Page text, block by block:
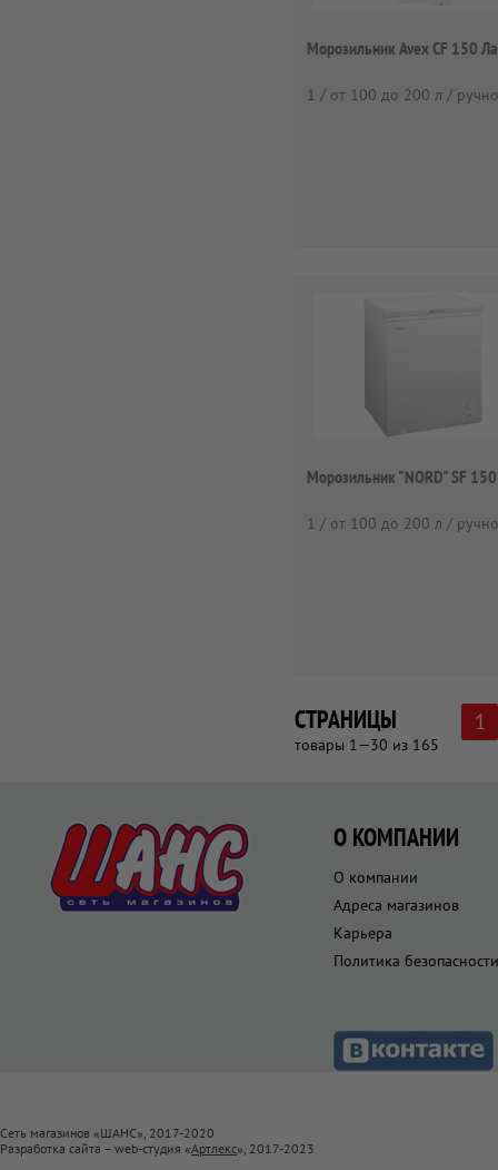
Морозильник Avex CF 150
1 / от 100 до 200 л /
Морозильник "NORD" SF
1 / от 100 до 200 л /
СТРАНИЦЫ
товары 1—30 из 165
1
О КОМПАНИИ
О компании
Адреса магазинов
Карьера
Политика безопасности
Сеть магазинов «ШАНС», 2017-2020
Разработка сайта – web-студия «Артлекс», 2017-2023